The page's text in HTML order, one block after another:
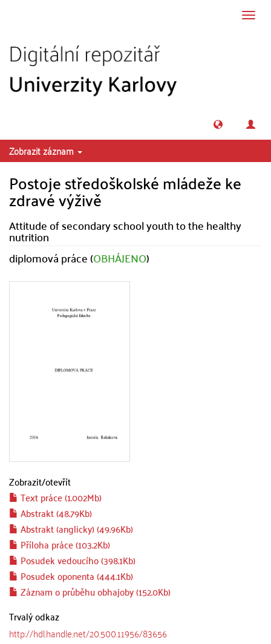
Zobrazit záznam
Postoje středoškolské mládeže ke
zdravé výživě
Attitude of secondary school youth to the healthy
nutrition
diplomová práce (OBHÁJENO)
Zobrazit/otevřít
Text práce (1.002Mb)
Abstrakt (48.79Kb)
Abstrakt (anglicky) (49.96Kb)
Příloha práce (103.2Kb)
Posudek vedoucího (398.1Kb)
Posudek oponenta (444.1Kb)
Záznam o průběhu obhajoby (152.0Kb)
Trvalý odkaz
http://hdl.handle.net/20.500.11956/83656